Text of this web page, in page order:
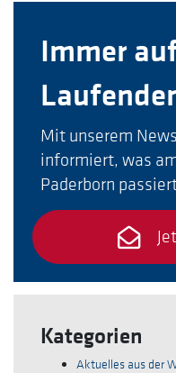
Immer
Mit unserem
informiert, was
Paderborn
Kategorien
Aktuelles aus der